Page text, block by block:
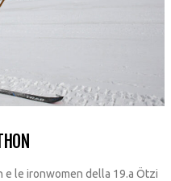
e le ironwomen della 19.a Ötzi